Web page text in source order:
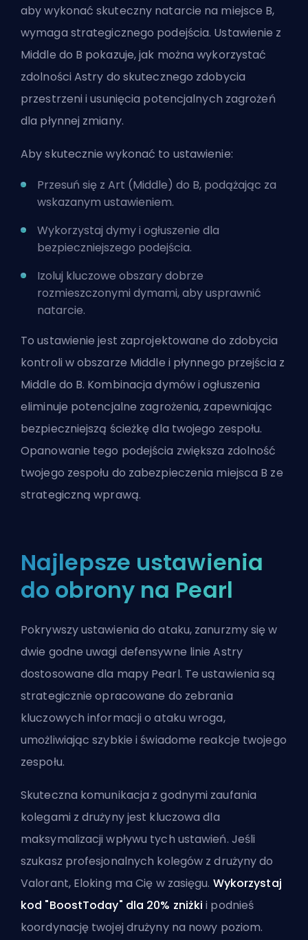
aby wykonać skuteczny natarcie na miejsce B,
wymaga strategicznego podejścia. Ustawienie z
Middle do B pokazuje, jak można wykorzystać
zdolności Astry do skutecznego zdobycia
przestrzeni i usunięcia potencjalnych zagrożeń
dla płynnej zmiany.
Aby skutecznie wykonać to ustawienie:
Przesuń się z Art (Middle) do B, podążając za
wskazanym ustawieniem.
Wykorzystaj dymy i ogłuszenie dla
bezpieczniejszego podejścia.
Izoluj kluczowe obszary dobrze
rozmieszczonymi dymami, aby usprawnić
natarcie.
To ustawienie jest zaprojektowane do zdobycia
kontroli w obszarze Middle i płynnego przejścia z
Middle do B. Kombinacja dymów i ogłuszenia
eliminuje potencjalne zagrożenia, zapewniając
bezpieczniejszą ścieżkę dla twojego zespołu.
Opanowanie tego podejścia zwiększa zdolność
twojego zespołu do zabezpieczenia miejsca B ze
strategiczną wprawą.
Najlepsze ustawienia
do obrony na Pearl
Pokrywszy ustawienia do ataku, zanurzmy się w
dwie godne uwagi defensywne linie Astry
dostosowane dla mapy Pearl. Te ustawienia są
strategicznie opracowane do zebrania
kluczowych informacji o ataku wroga,
umożliwiając szybkie i świadome reakcje twojego
zespołu.
Skuteczna komunikacja z godnymi zaufania
kolegami z drużyny jest kluczowa dla
maksymalizacji wpływu tych ustawień. Jeśli
szukasz profesjonalnych kolegów z drużyny do
Valorant, Eloking ma Cię w zasięgu. Wykorzystaj
kod "BoostToday" dla 20% zniżki i podnieś
koordynację twojej drużyny na nowy poziom.